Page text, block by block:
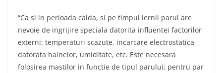
“Ca si in perioada calda, si pe timpul iernii parul are
nevoie de ingrijire speciala datorita influentei factorilor
externi: temperaturi scazute, incarcare electrostatica
datorata hainelor, umiditate, etc. Este necesara
folosirea mastilor in functie de tipul parului; pentru par